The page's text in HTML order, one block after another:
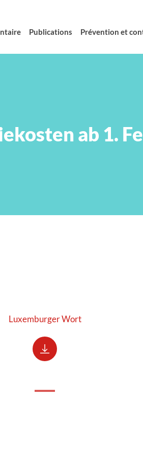
Publications Prévention et
ab 1.
Luxemburger Wort